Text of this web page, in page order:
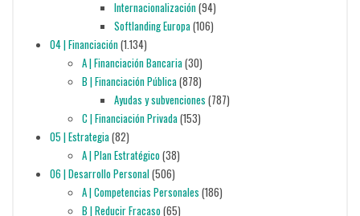
Internacionalización(94)
Softlanding Europa(106)
04 | Financiación(1.134)
A | Financiación Bancaria(30)
B | Financiación Pública(878)
Ayudas y subvenciones (787)
C | Financiación Privada(153)
05 | Estrategia(82)
A | Plan Estratégico(38)
06 | Desarrollo Personal(506)
A | Competencias Personales (186)
B | Reducir Fracaso(65)